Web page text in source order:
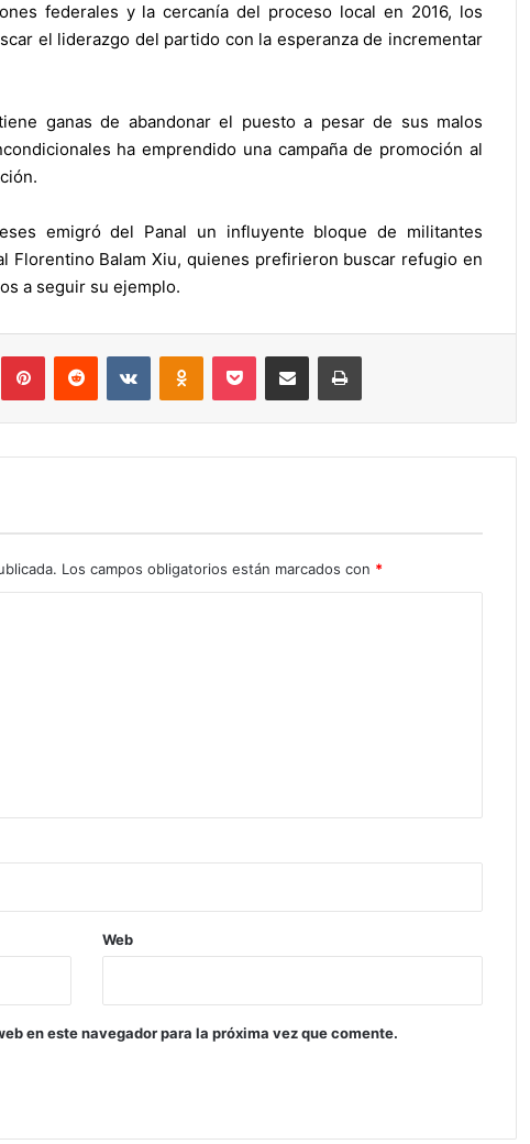
federales y la cercanía del proceso local en 2016, los
el liderazgo del partido con la esperanza de incrementar
ganas de abandonar el puesto a pesar de sus malos
ha emprendido una campaña de promoción al
emigró del Panal un influyente bloque de militantes
Florentino Balam Xiu, quienes prefirieron buscar refugio en
a seguir su ejemplo.
PinterestReddit VKontakteOdnoklassniki
Pocket Compartir por correo electrónicoImprimir
Los campos obligatorios están marcados con *
Web
en este navegador para la próxima vez que comente.